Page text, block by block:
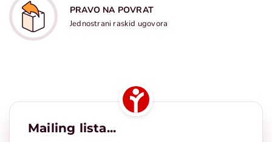
PRAVO NA POVRAT
Jednostrani raskid ugovora
Mailing lista...